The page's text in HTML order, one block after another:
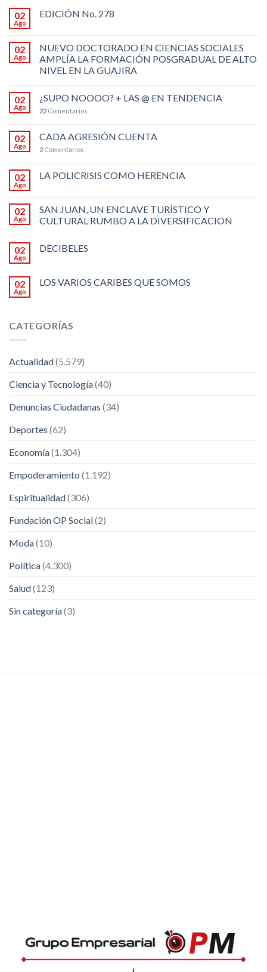
02
Ago
EDICIÓN No. 278
02
Ago
NUEVO DOCTORADO EN CIENCIAS SOCIALES
AMPLÍA LA FORMACIÓN POSGRADUAL DE ALTO
NIVEL EN LA GUAJIRA
02
Ago
¿SUPO NOOOO? + LAS @ EN TENDENCIA
22 Comentarios
02
Ago
CADA AGRESIÓN CUENTA
2 Comentarios
02
Ago
LA POLICRISIS COMO HERENCIA
02
Ago
SAN JUAN, UN ENCLAVE TURÍSTICO Y
CULTURAL RUMBO A LA DIVERSIFICACION
02
Ago
DECIBELES
02
Ago
LOS VARIOS CARIBES QUE SOMOS
CATEGORÍAS
Actualidad(5.579)
Ciencia y Tecnología(40)
Denuncias Ciudadanas (34)
Deportes (62)
Economía(1.304)
Empoderamiento (1.192)
Espiritualidad(306)
Fundación OP Social(2)
Moda(10)
Política(4.300)
Salud(123)
Sin categoría(3)